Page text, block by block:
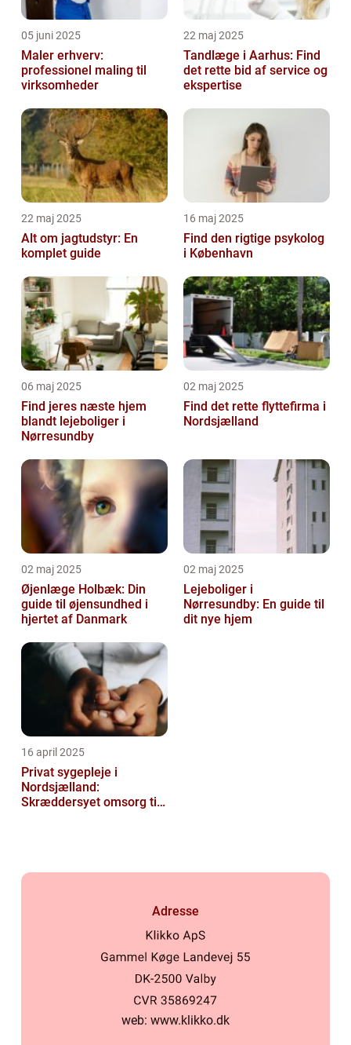
05 juni 2025
Maler erhverv:
professionel maling til
virksomheder
22 maj 2025
Tandlæge i Aarhus: Find
det rette bid af service og
ekspertise
22 maj 2025
Alt om jagtudstyr: En
komplet guide
16 maj 2025
Find den rigtige psykolog
i København
06 maj 2025
Find jeres næste hjem
blandt lejeboliger i
Nørresundby
02 maj 2025
Find det rette flyttefirma i
Nordsjælland
02 maj 2025
Øjenlæge Holbæk: Din
guide til øjensundhed i
hjertet af Danmark
02 maj 2025
Lejeboliger i
Nørresundby: En guide til
dit nye hjem
16 april 2025
Privat sygepleje i
Nordsjælland:
Skræddersyet omsorg til
Adresse
web: www.klikko.dk